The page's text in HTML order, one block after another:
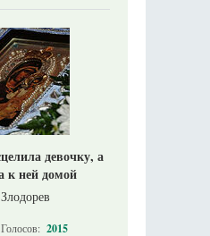
девочку, а
к ней домой
Голосов: 2015